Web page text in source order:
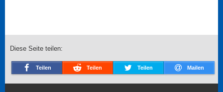
Diese Seite teilen:
Teilen Teilen Teilen Mailen